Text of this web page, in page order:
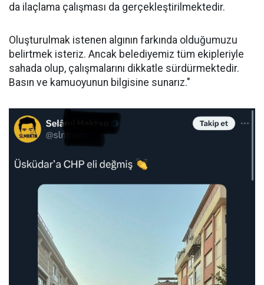
da ilaçlama çalışması da gerçekleştirilmektedir.
Oluşturulmak istenen algının farkında olduğumuzu
belirtmek isteriz. Ancak belediyemiz tüm ekipleriyle
sahada olup, çalışmalarını dikkatle sürdürmektedir.
Basın ve kamuoyunun bilgisine sunarız."